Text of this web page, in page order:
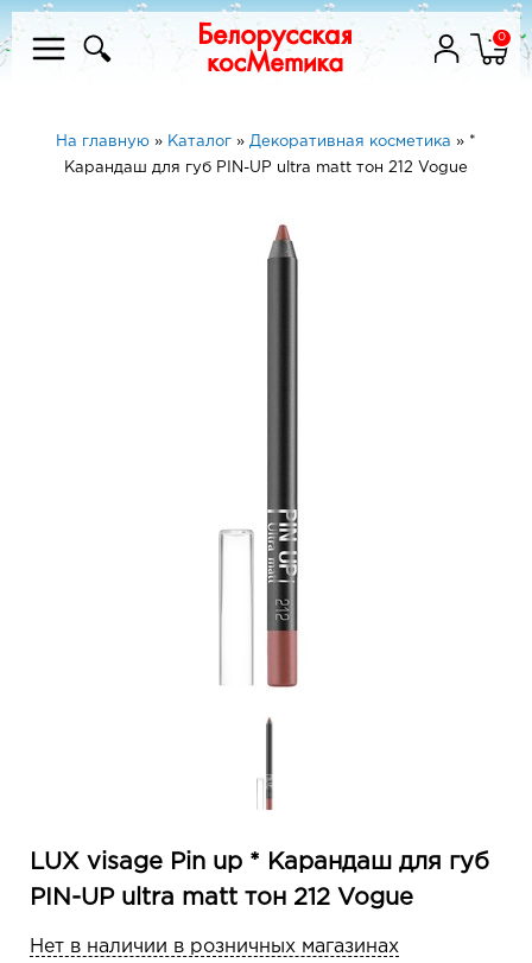
0
На главную » Каталог » Декоративная косметика » *
Карандаш для губ PIN-UP ultra matt тон 212 Vogue
LUX visage Pin up * Карандаш для губ
PIN-UP ultra matt тон 212 Vogue
Нет в наличии в розничных магазинах